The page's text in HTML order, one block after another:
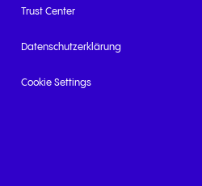
Trust Center
Datenschutzerklärung
Cookie Settings